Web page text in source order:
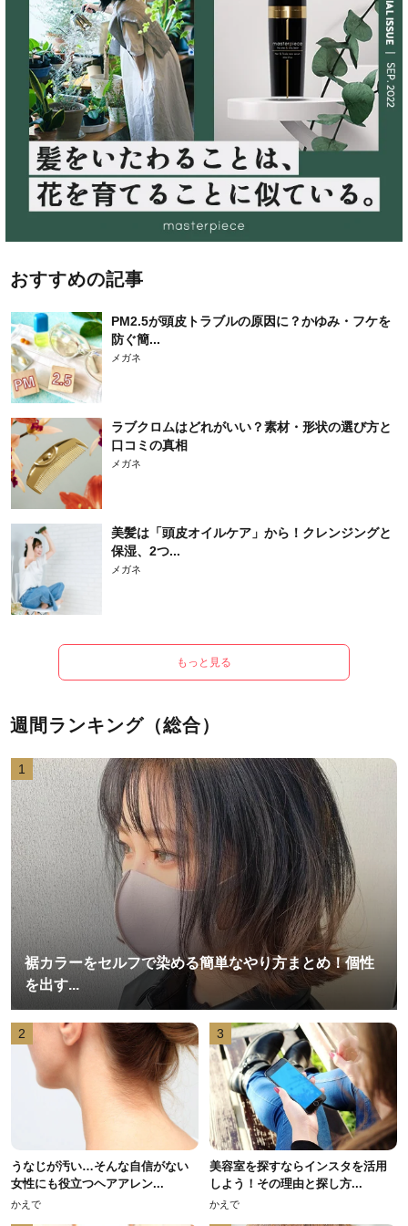
おすすめの記事
PM2.5が頭皮トラブルの原因に？かゆみ・フケを
防ぐ簡...
メガネ
ラブクロムはどれがいい？素材・形状の選び方と
口コミの真相
メガネ
美髪は「頭皮オイルケア」から！クレンジングと
保湿、2つ...
メガネ
もっと見る
週間ランキング（総合）
1
裾カラーをセルフで染める簡単なやり方まとめ！個性
を出す...
2
うなじが汚い…そんな自信がない
女性にも役立つヘアアレン...
かえで
3
美容室を探すならインスタを活用
しよう！その理由と探し方...
かえで